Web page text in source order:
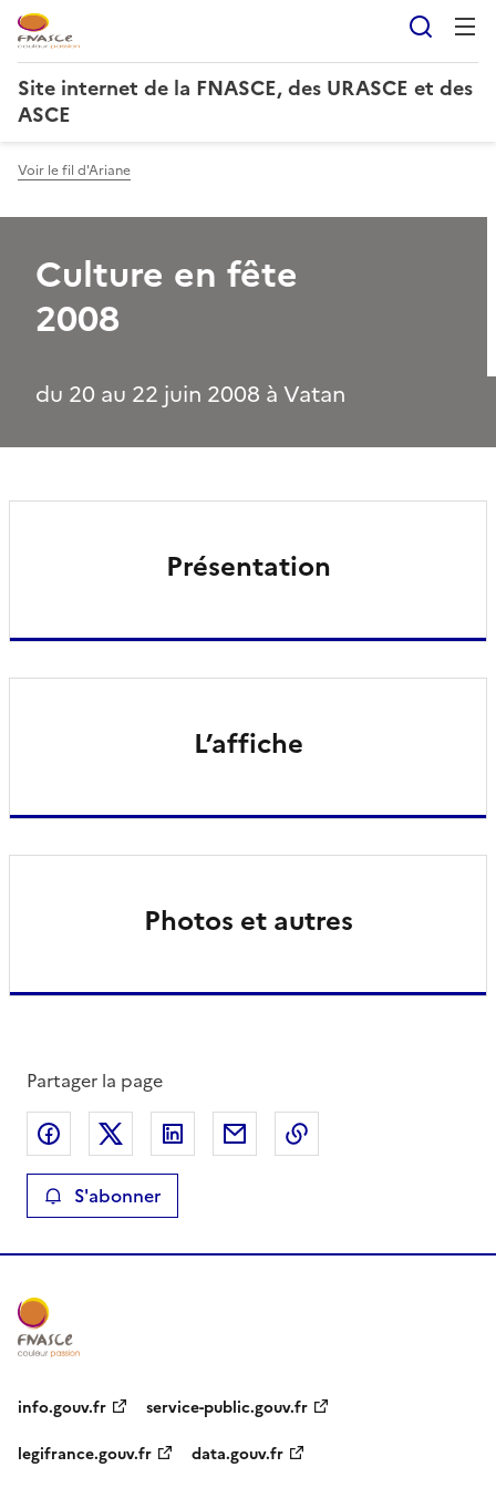
Site internet de la FNASCE, des URASCE et des
ASCE
Voir le fil d'Ariane
Culture en fête
2008
du 20 au 22 juin 2008 à Vatan
Présentation
L’affiche
Photos et autres
Partager la page
Partager sur Facebook
Partager sur XPartager sur LinkedIn
Partager par email
S'abonner
info.gouv.fr
service-public.gouv.fr
legifrance.gouv.fr
data.gouv.fr